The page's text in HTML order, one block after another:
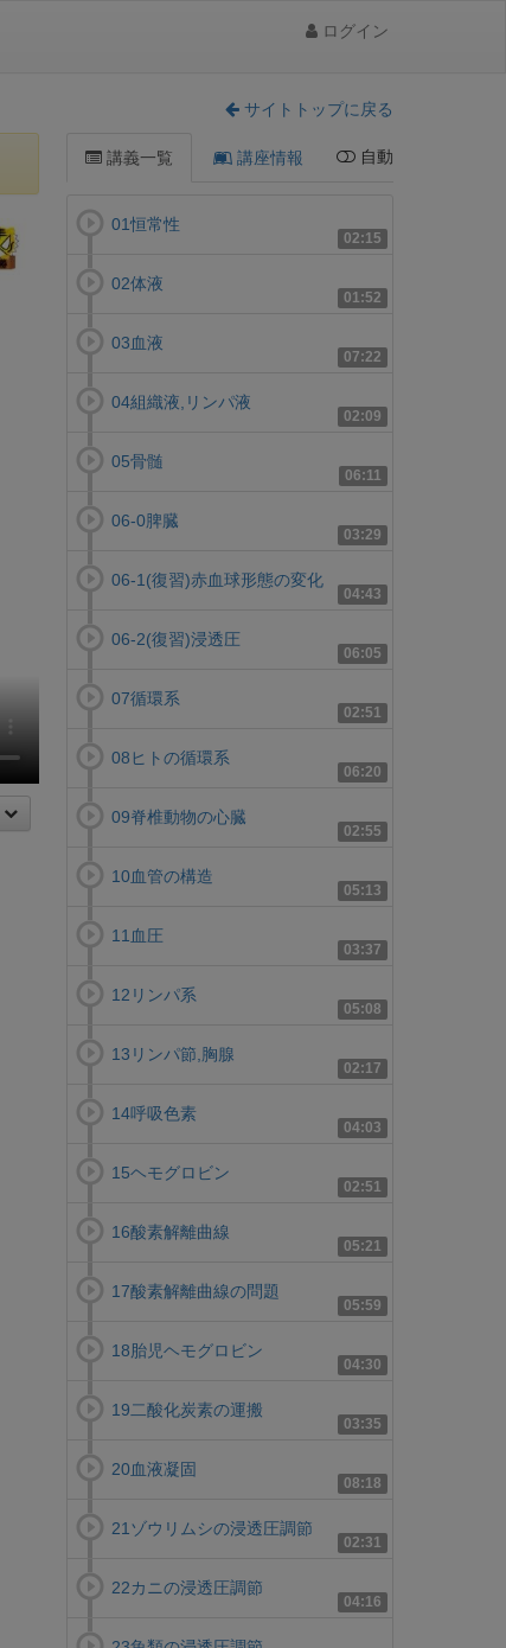
ログイン
サイトトップに戻る
講義一覧 講座情報 自動
02:15
01恒常性
01:52
02体液
07:22
03血液
02:09
04組織液,リンパ液
06:11
05骨髄
03:29
06-0脾臓
04:43
06-1(復習)赤血球形態の変化
06:05
06-2(復習)浸透圧
02:51
07循環系
06:20
08ヒトの循環系
02:55
09脊椎動物の心臓
05:13
10血管の構造
03:37
11血圧
05:08
12リンパ系
02:17
13リンパ節,胸腺
04:03
14呼吸色素
02:51
15ヘモグロビン
05:21
16酸素解離曲線
05:59
17酸素解離曲線の問題
04:30
18胎児ヘモグロビン
03:35
19二酸化炭素の運搬
08:18
20血液凝固
02:31
21ゾウリムシの浸透圧調節
04:16
22カニの浸透圧調節